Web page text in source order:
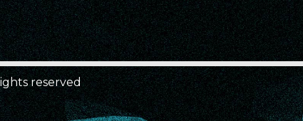
reserved